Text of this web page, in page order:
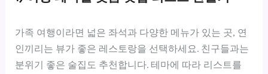
가족 여행이라면 넓은 좌석과 다양한 메뉴가 있는 곳, 연
인끼리는 뷰가 좋은 레스토랑을 선택하세요. 친구들과는
분위기 좋은 술집도 추천합니다. 테마에 따라 리스트를